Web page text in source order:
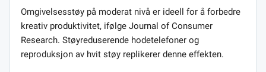
Omgivelsesstøy på moderat nivå er ideell for å forbedre
kreativ produktivitet, ifølge Journal of Consumer
Research. Støyreduserende hodetelefoner og
reproduksjon av hvit støy replikerer denne effekten.